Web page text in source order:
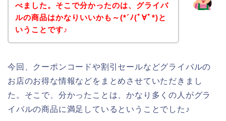
べました。そこで分かったのは、グライバ
ルの商品はかなりいいかも～(*´ﾉ(ﾟ∀ﾟ*)と
いうことです♪
今回、クーポンコードや割引セールなどグライバルの
お店のお得な情報などをまとめさせていただきまし
た。そこで、分かったことは、かなり多くの人がグラ
イバルの商品に満足しているということでした♪